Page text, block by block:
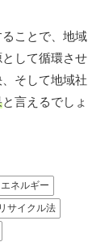
ることで、地域
して循環させ
そして地域社
と言えるでしょ
エネルギー
サイクル法